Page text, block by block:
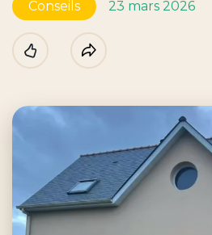
Conseils 23 mars 2026
Like Partager